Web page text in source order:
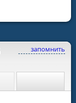
запомнить